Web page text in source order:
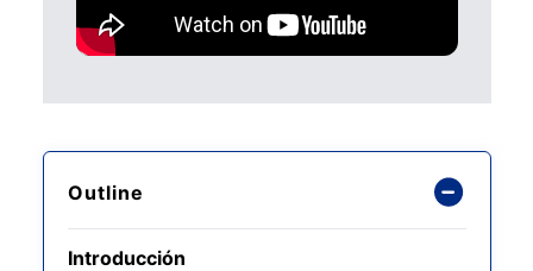
Outline
Introducción